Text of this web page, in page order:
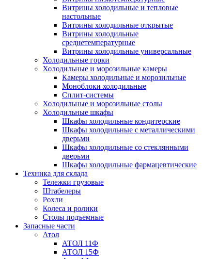
Витрины холодильные и тепловые
настольные
Витрины холодильные открытые
Витрины холодильные
среднетемпературные
Витрины холодильные универсальные
Холодильные горки
Холодильные и морозильные камеры
Камеры холодильные и морозильные
Моноблоки холодильные
Сплит-системы
Холодильные и морозильные столы
Холодильные шкафы
Шкафы холодильные кондитерские
Шкафы холодильные с металлическими
дверьми
Шкафы холодильные со стеклянными
дверьми
Шкафы холодильные фармацевтические
Техника для склада
Тележки грузовые
Штабелеры
Рохли
Колеса и ролики
Столы подъемные
Запасные части
Атол
АТОЛ 11Ф
АТОЛ 15Ф